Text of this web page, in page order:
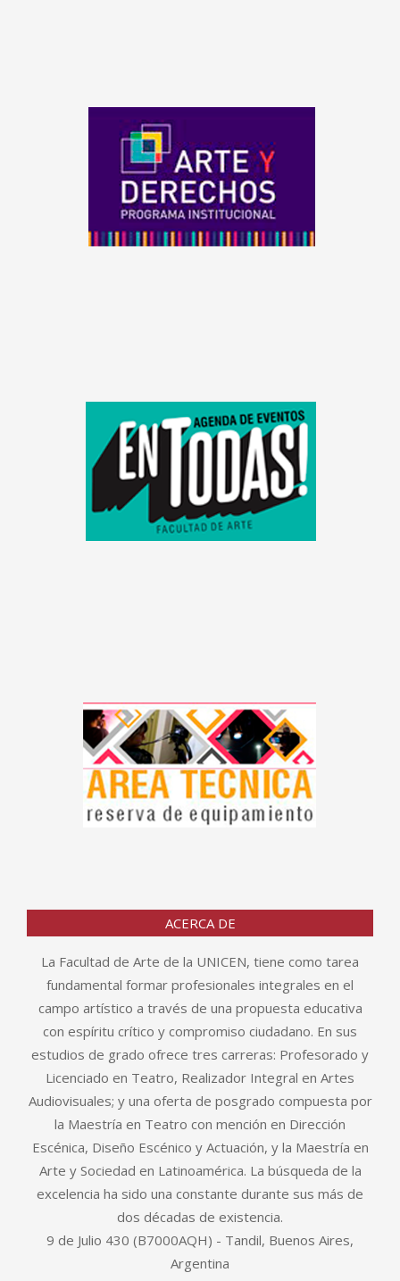
ACERCA DE
La Facultad de Arte de la UNICEN, tiene como tarea
fundamental formar profesionales integrales en el
campo artístico a través de una propuesta educativa
con espíritu crítico y compromiso ciudadano. En sus
estudios de grado ofrece tres carreras: Profesorado y
Licenciado en Teatro, Realizador Integral en Artes
Audiovisuales; y una oferta de posgrado compuesta por
la Maestría en Teatro con mención en Dirección
Escénica, Diseño Escénico y Actuación, y la Maestría en
Arte y Sociedad en Latinoamérica. La búsqueda de la
excelencia ha sido una constante durante sus más de
dos décadas de existencia.
9 de Julio 430 (B7000AQH) - Tandil, Buenos Aires,
Argentina